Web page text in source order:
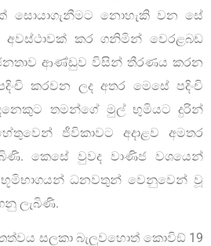
සොයාගැනීමට නොහැකි වන සේ
අවස්ථාවක් කර ගනිමින් වෙරළබඩ
ජනතාව ආණ්ඩුව විසින් තීරණය කරන
කරවන ලද අතර මෙසේ පදිංචි
තමන්ගේ මුල් භුමියට දුරින්
ජීවිකාවට අදාළව අමතර
කෙසේ වුවද වාණිජ වශයෙන්
භූමිභාගයන් ධනවතුන් වෙනුවෙන් වූ
ලැබිණි.
සලකා බැලුවහොත් කොවිඞ් 19